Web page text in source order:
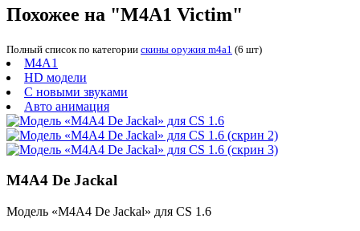
Похожее на "M4A1 Victim"
Полный список по категории скины оружия m4a1 (6 шт)
M4A1
HD модели
С новыми звуками
Авто анимация
M4A4 De Jackal
Модель «M4A4 De Jackal» для CS 1.6